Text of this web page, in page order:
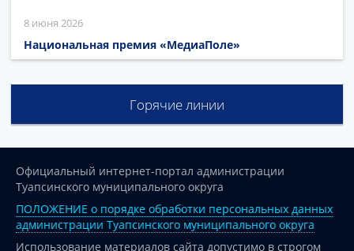
8 июня 2026
Национальная премия «МедиаПоле»
Горячие линии
Официальный интернет-портал администрации
Туапсинского муниципального округа
ПОЛОЖЕНИЕ о порядке обработки персональных данных
администрации Туапсинского муниципального округа
Использование материалов сайта допустимо в строгом